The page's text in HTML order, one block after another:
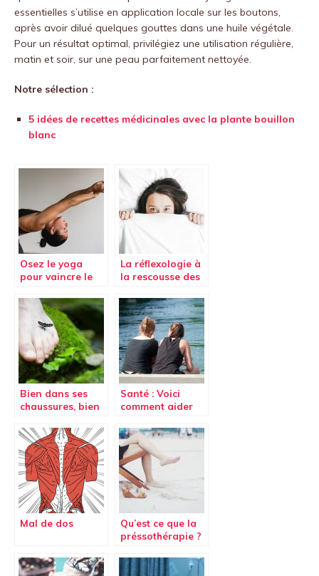
essentielles s’utilise en application locale sur les boutons,
après avoir dilué quelques gouttes dans une huile végétale.
Pour un résultat optimal, privilégiez une utilisation régulière,
matin et soir, sur une peau parfaitement nettoyée.
Notre sélection :
5 idées de recettes médicinales avec la plante bouillon
blanc
Osez le yoga
pour vaincre le
La réflexologie à
la rescousse des
Bien dans ses
chaussures, bien
chasser le stress
Santé : Voici
comment aider
victime de
harcèlement
sexuelle
Mal de dos
Qu’est ce que la
préssothérapie ?